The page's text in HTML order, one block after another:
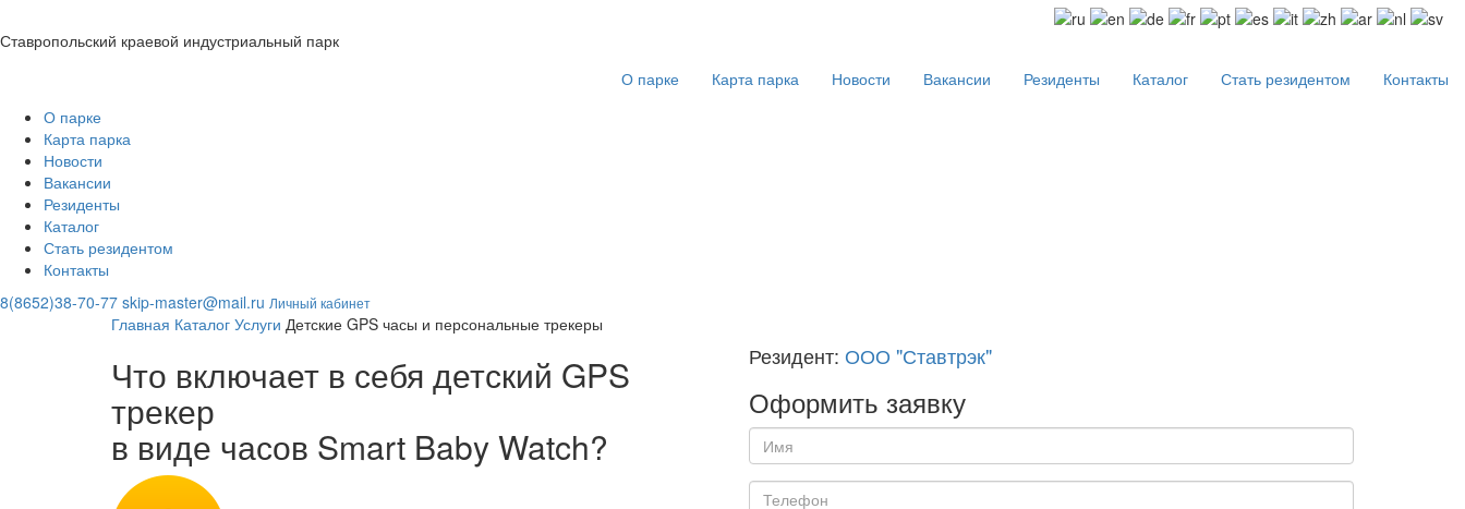
Ставропольский краевой индустриальный парк
О парке
Карта парка Новости Вакансии Резиденты Каталог Стать резидентом
Контакты
О парке
Карта парка
Новости
Вакансии
Резиденты
Каталог
Стать резидентом
Контакты
8(8652)38-70-77 skip-master@mail.ru Личный кабинет
Главная Каталог Услуги Детские GPS часы и персональные трекеры
Что включает в себя детский GPS
трекер
в виде часов Smart Baby Watch?
Резидент: ООО "Ставтрэк"
Оформить заявку